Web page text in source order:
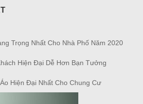
Trọng Nhất Cho Nhà Phố Năm 2020
Hiện Đại Dễ Hơn Bạn Tưởng
Hiện Đại Nhất Cho Chung Cư